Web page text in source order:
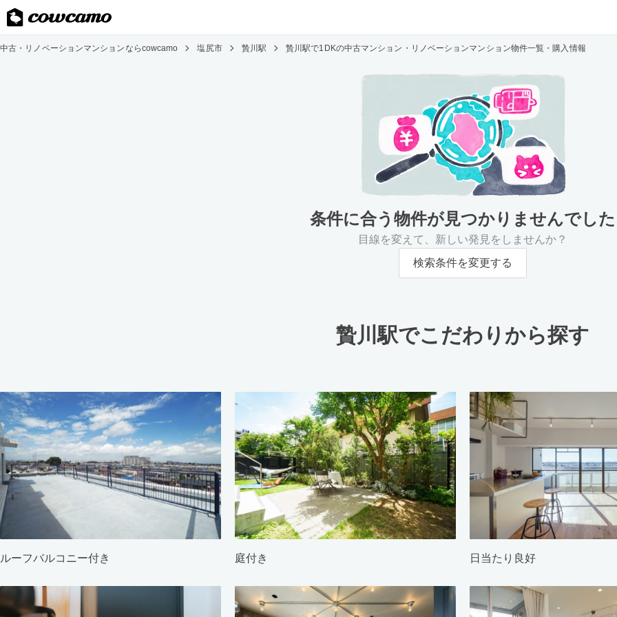
中古・リノベーションマンションならcowcamo 塩尻市 贄川駅 贄川駅で1DKの中古マンション・リノベーションマンション物件一覧・購入情報
条件に合う物件が見つかりませんでした
目線を変えて、新しい発見をしませんか？
検索条件を変更する
贄川駅でこだわりから探す
ルーフバルコニー付き 庭付き 日当たり良好